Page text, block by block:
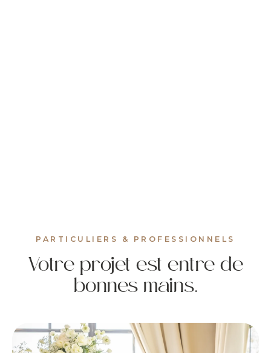
PARTICULIERS & PROFESSIONNELS
Votre projet est entre de
bonnes mains.